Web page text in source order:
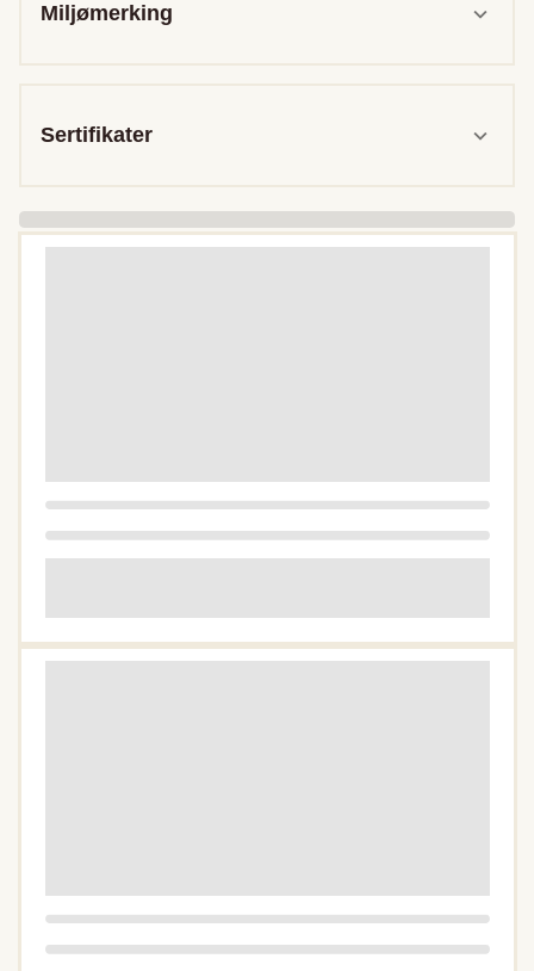
Miljømerking
Sertifikater